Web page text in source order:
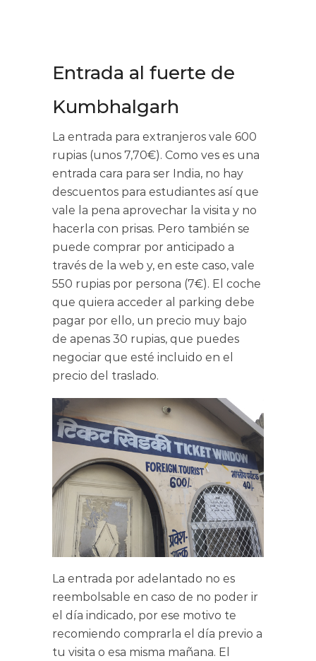
Entrada al fuerte de
Kumbhalgarh
La entrada para extranjeros vale 600
rupias (unos 7,70€). Como ves es una
entrada cara para ser India, no hay
descuentos para estudiantes así que
vale la pena aprovechar la visita y no
hacerla con prisas. Pero también se
puede comprar por anticipado a
través de la web y, en este caso, vale
550 rupias por persona (7€). El coche
que quiera acceder al parking debe
pagar por ello, un precio muy bajo
de apenas 30 rupias, que puedes
negociar que esté incluido en el
precio del traslado.
La entrada por adelantado no es
reembolsable en caso de no poder ir
el día indicado, por ese motivo te
recomiendo comprarla el día previo a
tu visita o esa misma mañana. El